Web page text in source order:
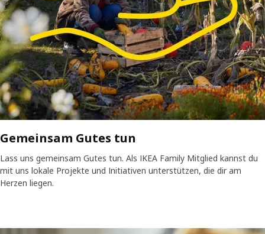
Gemeinsam Gutes tun
Lass uns gemeinsam Gutes tun. Als IKEA Family Mitglied kannst du
mit uns lokale Projekte und Initiativen unterstützen, die dir am
Herzen liegen.